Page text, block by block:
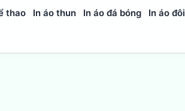
thao In áo thun In áo đá bóng In áo đôi